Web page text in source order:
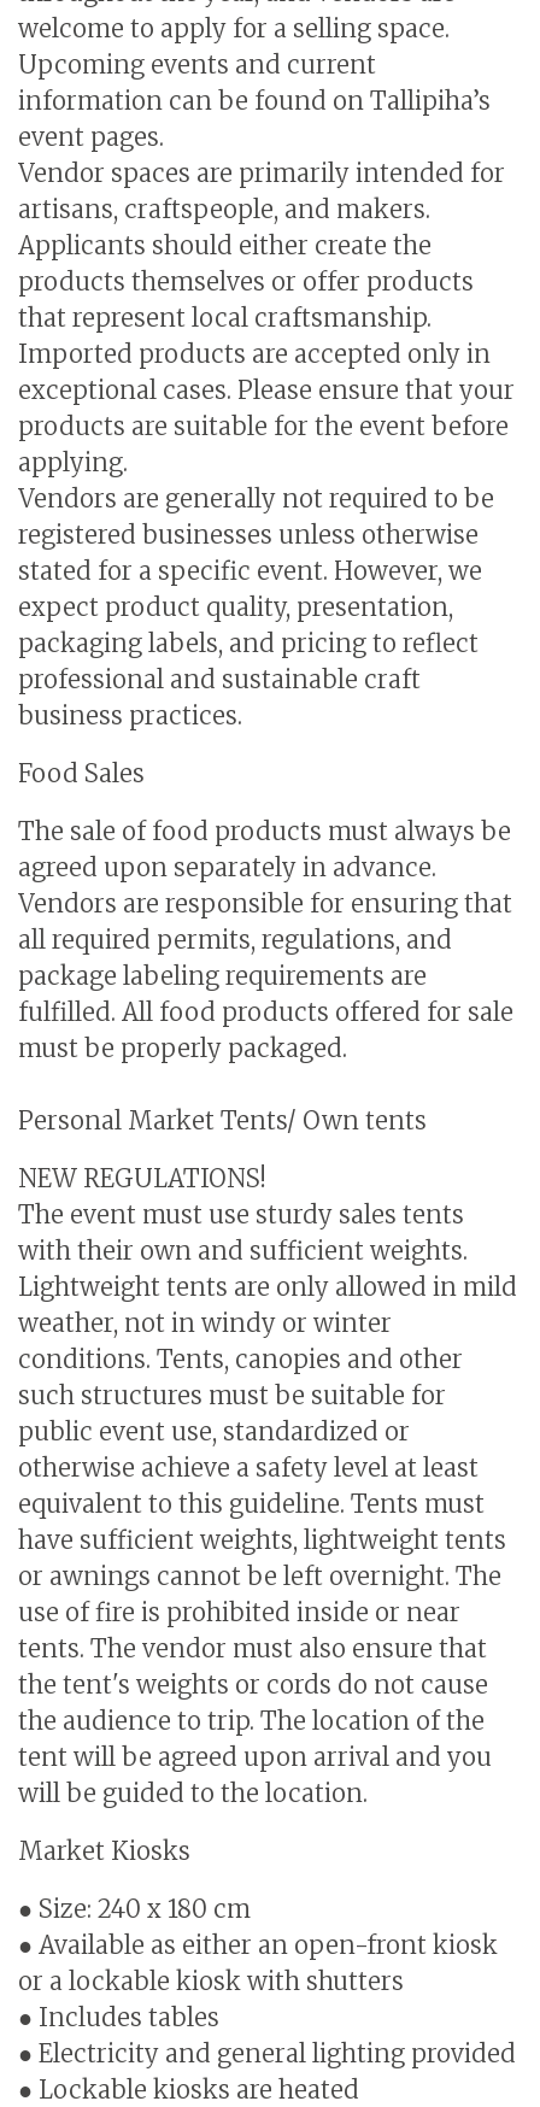
welcome to apply for a selling space.
Upcoming events and current
information can be found on Tallipiha’s
event pages.
Vendor spaces are primarily intended for
artisans, craftspeople, and makers.
Applicants should either create the
products themselves or offer products
that represent local craftsmanship.
Imported products are accepted only in
exceptional cases. Please ensure that your
products are suitable for the event before
applying.
Vendors are generally not required to be
registered businesses unless otherwise
stated for a specific event. However, we
expect product quality, presentation,
packaging labels, and pricing to reflect
professional and sustainable craft
business practices.
Food Sales
The sale of food products must always be
agreed upon separately in advance.
Vendors are responsible for ensuring that
all required permits, regulations, and
package labeling requirements are
fulfilled. All food products offered for sale
must be properly packaged.
Personal Market Tents/ Own tents
NEW REGULATIONS!
The event must use sturdy sales tents
with their own and sufficient weights.
Lightweight tents are only allowed in mild
weather, not in windy or winter
conditions. Tents, canopies and other
such structures must be suitable for
public event use, standardized or
otherwise achieve a safety level at least
equivalent to this guideline. Tents must
have sufficient weights, lightweight tents
or awnings cannot be left overnight. The
use of fire is prohibited inside or near
tents. The vendor must also ensure that
the tent's weights or cords do not cause
the audience to trip. The location of the
tent will be agreed upon arrival and you
will be guided to the location.
Market Kiosks
● Size: 240 x 180 cm
● Available as either an open-front kiosk
or a lockable kiosk with shutters
● Includes tables
● Electricity and general lighting provided
● Lockable kiosks are heated